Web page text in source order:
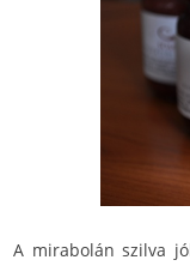
A mirabolán szilva